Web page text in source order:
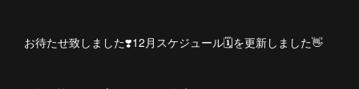
お待たせ致しました❣️12月スケジュール🗓を更新しました👋